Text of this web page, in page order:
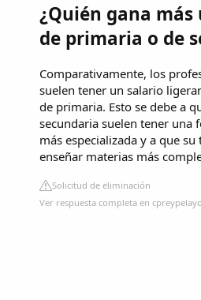
¿Quién gana
de primaria o de
Comparativamente, los
suelen tener un salario
de primaria. Esto se debe a
secundaria suelen tener una
más especializada y a que
enseñar materias más
Solicitud de eliminación
Ver respuesta completa en